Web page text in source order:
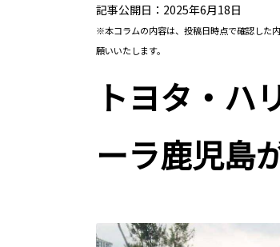
記事公開日：2025年6月18日
※本コラムの内容は、投稿日時点で確認した
願いいたします。
トヨタ・ハ
ーラ鹿児島